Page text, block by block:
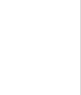
leider nicht
der Beseitigung.